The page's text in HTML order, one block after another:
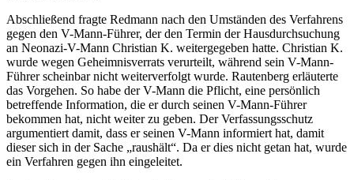
Abschließend fragte Redmann nach den Umständen des Verfahrens
gegen den V-Mann-Führer, der den Termin der Hausdurchsuchung
an Neonazi-V-Mann Christian K. weitergegeben hatte. Christian K.
wurde wegen Geheimnisverrats verurteilt, während sein V-Mann-
Führer scheinbar nicht weiterverfolgt wurde. Rautenberg erläuterte
das Vorgehen. So habe der V-Mann die Pflicht, eine persönlich
betreffende Information, die er durch seinen V-Mann-Führer
bekommen hat, nicht weiter zu geben. Der Verfassungsschutz
argumentiert damit, dass er seinen V-Mann informiert hat, damit
dieser sich in der Sache „raushält“. Da er dies nicht getan hat, wurde
ein Verfahren gegen ihn eingeleitet.